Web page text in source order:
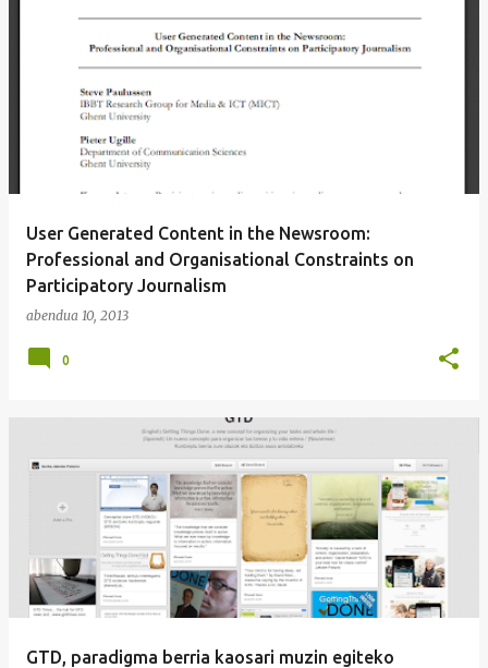
User Generated Content in the Newsroom:
Professional and Organisational Constraints on
Participatory Journalism
abendua 10, 2013
0
GTD, paradigma berria kaosari muzin egiteko